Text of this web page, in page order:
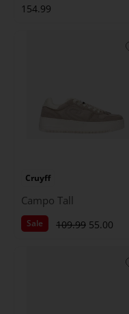
154.99
Cruyff
Campo Tall
Sale 109.99 55.00